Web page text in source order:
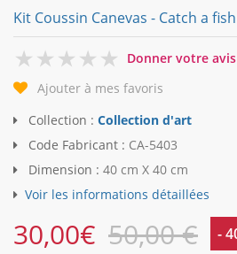
Kit Coussin Canevas - Catch a
0
Donner votre avis
Ajouter à mes favoris
Collection : Collection d'art
Code Fabricant : CA-5403
Dimension : 40 cm X 40 cm
Voir les informations détaillées
30,00€ 50,00 € -